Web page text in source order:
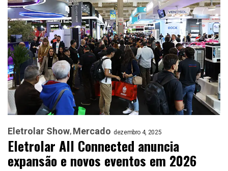
Eletrolar Show Mercado dezembro 4, 2025
Eletrolar All Connected anuncia
expansão e novos eventos em 2026